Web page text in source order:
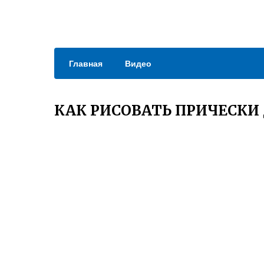
Главная Видео
КАК РИСОВАТЬ